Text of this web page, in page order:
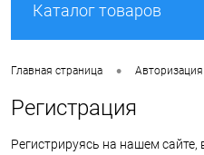
Каталог товаров
Главная страница • Авторизация
Регистрация
Регистрируясь на нашем